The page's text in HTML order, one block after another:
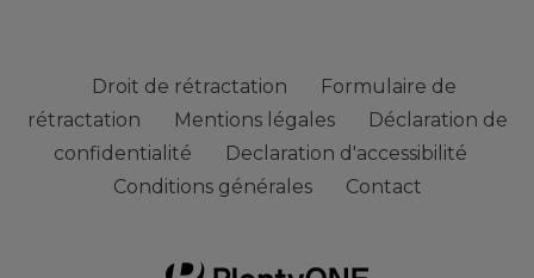
Droit de rétractation
Formulaire de
rétractation
Mentions légales
Déclaration de
confidentialité
Declaration d'accessibilité
Conditions générales
Contact